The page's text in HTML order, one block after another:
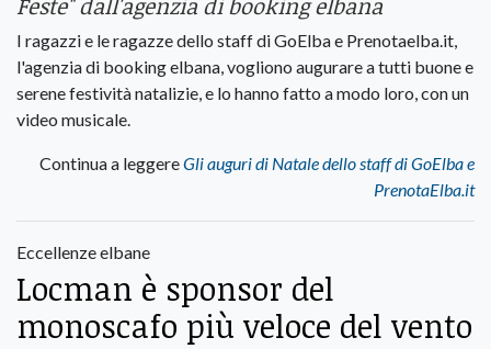
I ragazzi e le ragazze dello staff di GoElba e Prenotaelba.it,
l'agenzia di booking elbana, vogliono augurare a tutti buone e
serene festività natalizie, e lo hanno fatto a modo loro, con un
video musicale.
Continua a leggereGli auguri di Natale dello staff di GoElba e
PrenotaElba.it
Eccellenze elbane
Locman è sponsor del
monoscafo più veloce del vento